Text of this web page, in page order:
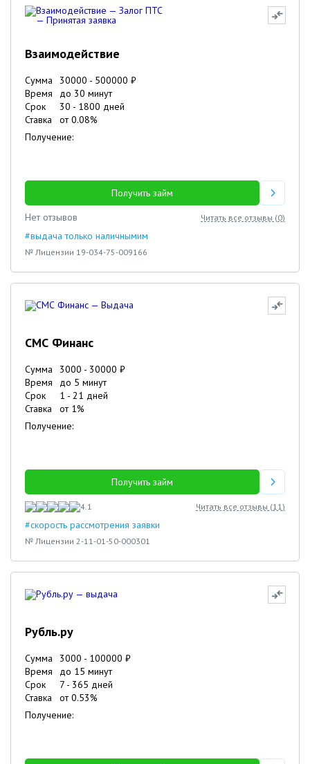
Взаимодействие
Сумма 30000 - 500000 ₽
Время
до 30 минут
Срок
30 - 1800 дней
Ставка
от0.08%
Получение:
Получить займ
Нет отзывов
Читать все отзывы (0)
#выдача только наличнымим
№ Лицензии 19-034-75-009166
СМС Финанс
Сумма 3000 - 30000 ₽
Время
до 5 минут
Срок
1 - 21 дней
Ставка
от 1%
Получение:
Получить займ
4.1 Читать все отзывы (11)
#скорость рассмотрения заявки
№ Лицензии 2-11-01-50-000301
Рубль.ру
Сумма 3000 - 100000 ₽
Время
до 15 минут
Срок
7 - 365 дней
Ставка
от0.53%
Получение: